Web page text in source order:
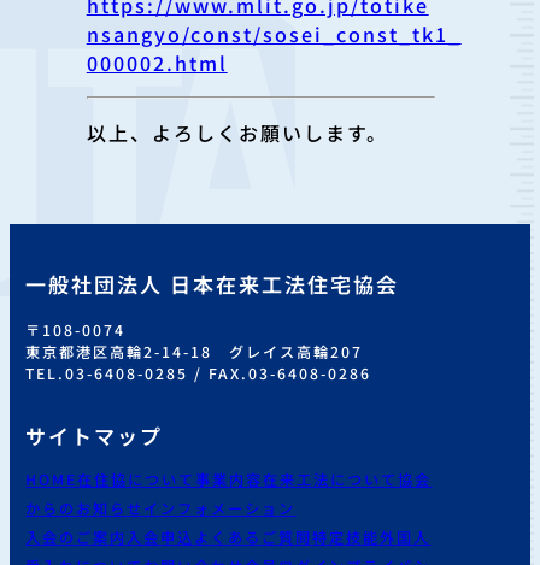
nsangyo/const/sosei_const_tk1_
000002.html
以上、よろしくお願いします。
一般社団法人 日本在来工法住宅協会
〒108-0074
東京都港区高輪2-14-18 グレイス高輪207
TEL.03-6408-0285 / FAX.03-6408-0286
サイトマップ
HOME在住協について事業内容在来工法について協会
からのお知らせインフォメーション
入会のご案内 入会申込よくあるご質問特定技能外国人